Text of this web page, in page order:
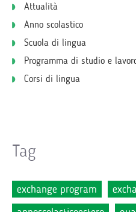
Attualità
Anno scolastico
Scuola di lingua
Programma di studio e
Corsi di lingua
Tag
exchange program